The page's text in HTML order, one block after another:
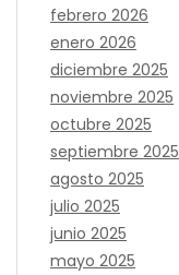
febrero 2026
enero 2026
diciembre 2025
noviembre 2025
octubre 2025
septiembre 2025
agosto 2025
julio 2025
junio 2025
mayo 2025